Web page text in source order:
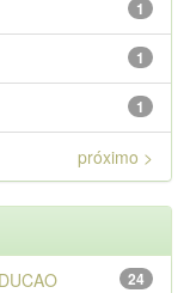
1
1
1
próximo >
24